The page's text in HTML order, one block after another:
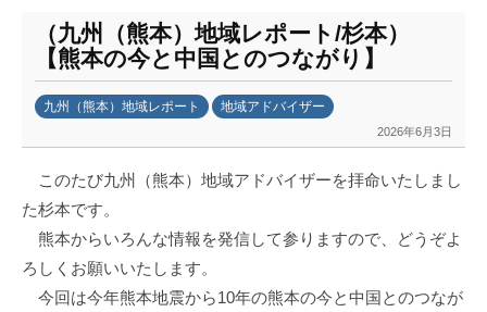
投
資
促
進
機
構
（九州（熊本）地域レポート/杉本）
【熊本の今と中国とのつながり】
九州（熊本）地域レポート 地域アドバイザー
2026年6月3日
日
中
投
資
促
このたび九州（熊本）地域アドバイザーを拝命いたしまし
た杉本です。
熊本からいろんな情報を発信して参りますので、どうぞよ
ろしくお願いいたします。
今回は今年熊本地震から10年の熊本の今と中国とのつなが
構